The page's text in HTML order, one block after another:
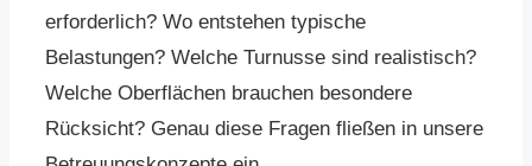
erforderlich? Wo entstehen typische
Belastungen? Welche Turnusse sind realistisch?
Welche Oberflächen brauchen besondere
Rücksicht? Genau diese Fragen fließen in unsere